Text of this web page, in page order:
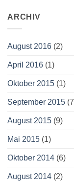
ARCHIV
August 2016 (2)
April 2016 (1)
Oktober 2015 (1)
September 2015
August 2015 (9)
Mai 2015 (1)
Oktober 2014 (6)
August 2014 (2)